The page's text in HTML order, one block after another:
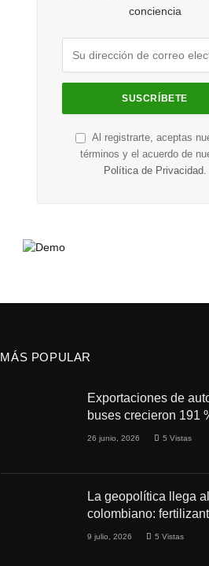
conciencia
Al registrarte, aceptas
términos y el acuerdo de
Política de Privacidad
MÁS POPULAR
Exportaciones de
buses crecieron 191
primeros cuatro
26 junio, 2026 5Vistas
La geopolítica llega
colombiano:
conflictos y seguridad
9 julio, 2026 5Vistas